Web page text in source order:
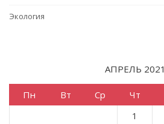
Экология
АПРЕЛЬ 2021
Пн Вт Ср Чт
1